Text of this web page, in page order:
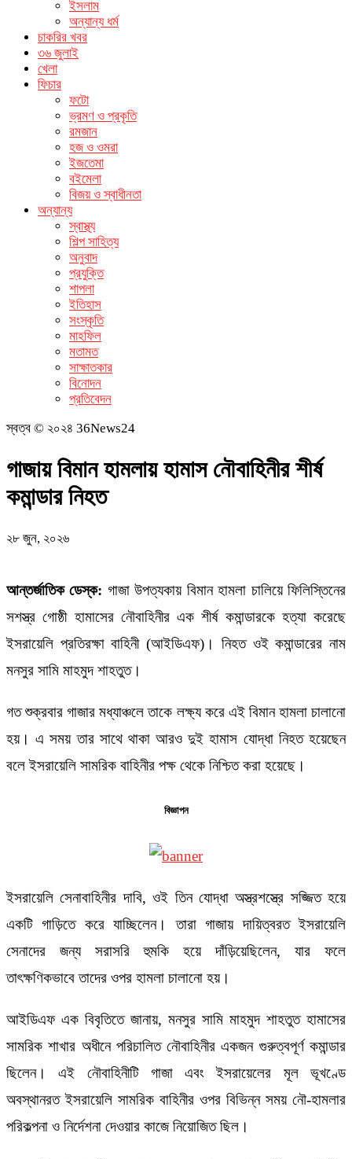
ইসলাম
অন্যান্য ধর্ম
চাকরির খবর
৩৬ জুলাই
খেলা
ফিচার
ফটো
ভ্রমণ ও প্রকৃতি
রমজান
হজ ও ওমরা
ইজতেমা
বইমেলা
বিজয় ও স্বাধীনতা
অন্যান্য
স্বাস্থ্য
শিল্প সাহিত্য
অনুবাদ
প্রযুক্তি
শাপলা
ইতিহাস
সংস্কৃতি
মাহফিল
মতামত
সাক্ষাতকার
বিনোদন
প্রতিবেদন
স্বত্ব © ২০২৪ 36News24
গাজায় বিমান হামলায় হামাস নৌবাহিনীর শীর্ষ
কমান্ডার নিহত
২৮ জুন, ২০২৬
আন্তর্জাতিক ডেস্ক: গাজা উপত্যকায় বিমান হামলা চালিয়ে ফিলিস্তিনের
সশস্ত্র গোষ্ঠী হামাসের নৌবাহিনীর এক শীর্ষ কমান্ডারকে হত্যা করেছে
ইসরায়েলি প্রতিরক্ষা বাহিনী (আইডিএফ)। নিহত ওই কমান্ডারের নাম
মনসুর সামি মাহমুদ শাহতুত।
গত শুক্রবার গাজার মধ্যাঞ্চলে তাকে লক্ষ্য করে এই বিমান হামলা চালানো
হয়। এ সময় তার সাথে থাকা আরও দুই হামাস যোদ্ধা নিহত হয়েছেন
বলে ইসরায়েলি সামরিক বাহিনীর পক্ষ থেকে নিশ্চিত করা হয়েছে।
বিজ্ঞাপন
ইসরায়েলি সেনাবাহিনীর দাবি, ওই তিন যোদ্ধা অস্ত্রশস্ত্রে সজ্জিত হয়ে
একটি গাড়িতে করে যাচ্ছিলেন। তারা গাজায় দায়িত্বরত ইসরায়েলি
সেনাদের জন্য সরাসরি হুমকি হয়ে দাঁড়িয়েছিলেন, যার ফলে
তাৎক্ষণিকভাবে তাদের ওপর হামলা চালানো হয়।
আইডিএফ এক বিবৃতিতে জানায়, মনসুর সামি মাহমুদ শাহতুত হামাসের
সামরিক শাখার অধীনে পরিচালিত নৌবাহিনীর একজন গুরুত্বপূর্ণ কমান্ডার
ছিলেন। এই নৌবাহিনীটি গাজা এবং ইসরায়েলের মূল ভূখণ্ডে
অবস্থানরত ইসরায়েলি সামরিক বাহিনীর ওপর বিভিন্ন সময় নৌ-হামলার
পরিকল্পনা ও নির্দেশনা দেওয়ার কাজে নিয়োজিত ছিল।